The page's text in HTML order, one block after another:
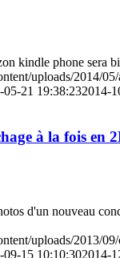
kindle phone sera
uploads/2014/
05-21 19:38:232014-
à la fois en
d'un nouveau
uploads/2013/
09-15 10:10:302014-